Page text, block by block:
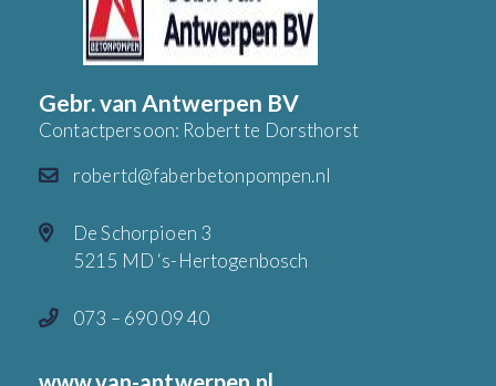
Gebr. van Antwerpen BV
Contactpersoon: Robert te Dorsthorst
robertd@faberbetonpompen.nl
De Schorpioen 3
5215 MD ‘s-Hertogenbosch
073 – 690 09 40